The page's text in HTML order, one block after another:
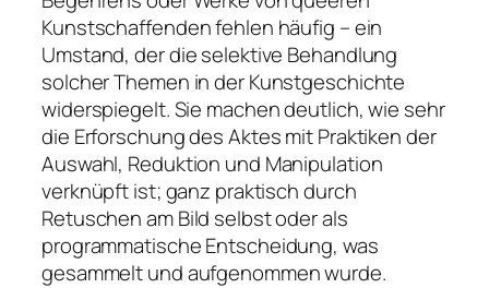
Kunstschaffenden fehlen häufig – ein
Umstand, der die selektive Behandlung
solcher Themen in der Kunstgeschichte
widerspiegelt. Sie machen deutlich, wie sehr
die Erforschung des Aktes mit Praktiken der
Auswahl, Reduktion und Manipulation
verknüpft ist; ganz praktisch durch
Retuschen am Bild selbst oder als
programmatische Entscheidung, was
gesammelt und aufgenommen wurde.